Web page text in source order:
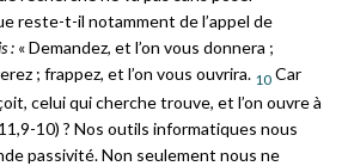
reste-t-il notamment de l’appel de
: « Demandez, et l’on vous donnera ;
; frappez, et l’on vous ouvrira. 10 Car
celui qui cherche trouve, et l’on ouvre à
10) ? Nos outils informatiques nous
passivité. Non seulement nous ne